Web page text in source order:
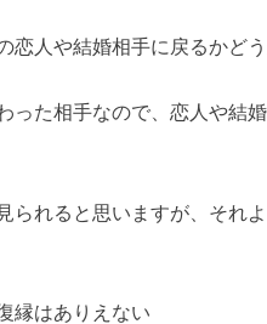
恋人や結婚相手に戻るかどう
った相手なので、恋人や結
られると思いますが、それ
縁はありえない